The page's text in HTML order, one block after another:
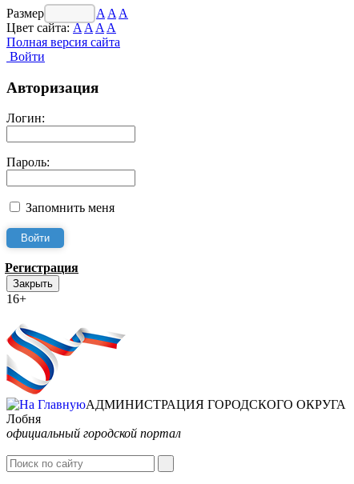
Размер шрифта: A A A
Цвет сайта:AA A A
Полная версия сайта
Войти
Авторизация
Логин:
Пароль:
Запомнить меня
Регистрация
Закрыть
16+
АДМИНИСТРАЦИЯ ГОРОДСКОГО ОКРУГА
Лобня
официальный городской портал